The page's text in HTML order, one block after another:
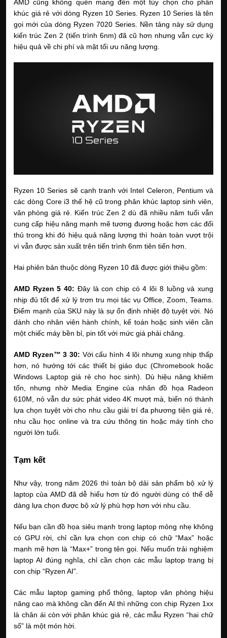
AMD cũng không quên mang đến một tùy chọn cho phân
khúc giá rẻ với dòng Ryzen 10 Series. Ryzen 10 Series là tên
gọi mới của dòng Ryzen 7020 Series. Nền tảng này sử dụng
kiến trúc Zen 2 (tiến trình 6nm) đã cũ hơn nhưng vẫn cực kỳ
hiệu quả về chi phí và mặt tối ưu năng lượng.
Ryzen 10 Series sẽ cạnh tranh với Intel Celeron, Pentium và
các dòng Core i3 thế hệ cũ trong phân khúc laptop sinh viên,
văn phòng giá rẻ. Kiến trúc Zen 2 dù đã nhiều năm tuổi vẫn
cung cấp hiệu năng mạnh mẽ tương đương hoặc hơn các đối
thủ trong khi đó hiệu quả năng lượng thì hoàn toàn vượt trội
vì vẫn được sản xuất trên tiến trình 6nm tiên tiến hơn.
Hai phiên bản thuộc dòng Ryzen 10 đã được giới thiệu gồm:
AMD Ryzen 5 40: Đây là con chip có 4 lõi 8 luồng và xung
nhịp đủ tốt để xử lý trơn tru mọi tác vụ Office, Zoom, Teams.
Điểm mạnh của SKU này là sự ổn định nhiệt độ tuyệt vời. Nó
dành cho nhân viên hành chính, kế toán hoặc sinh viên cần
một chiếc máy bền bỉ, pin tốt với mức giá phải chăng.
AMD Ryzen™ 3 30: Với cấu hình 4 lõi nhưng xung nhịp thấp
hơn, nó hướng tới các thiết bị giáo dục (Chromebook hoặc
Windows Laptop giá rẻ cho học sinh). Dù hiệu năng khiêm
tốn, nhưng nhờ Media Engine của nhân đồ họa Radeon
610M, nó vẫn dư sức phát video 4K mượt mà, biến nó thành
lựa chọn tuyệt vời cho nhu cầu giải trí đa phương tiện giá rẻ,
nhu cầu học online và tra cứu thông tin hoặc máy tính cho
người lớn tuổi.
Tạm kết
Như vậy, trong năm 2026 thì toàn bộ dải sản phẩm bộ xử lý
laptop của AMD đã dễ hiểu hơn từ đó người dùng có thể dễ
dàng lựa chọn được bộ xử lý phù hợp hơn với nhu cầu.
Nếu bạn cần đồ họa siêu mạnh trong laptop mỏng nhẹ không
có GPU rời, chỉ cần lựa chọn con chip có chữ “Max” hoặc
mạnh mẽ hơn là “Max+” trong tên gọi. Nếu muốn trải nghiệm
laptop AI đúng nghĩa, chỉ cần chọn các mẫu laptop trang bị
con chip “Ryzen AI”.
Các mẫu laptop gaming phổ thông, laptop văn phòng hiệu
năng cao mà không cần đến AI thì những con chip Ryzen 1xx
là chân ái còn với phân khúc giá rẻ, các mẫu Ryzen “hai chữ
số” là một món hời.